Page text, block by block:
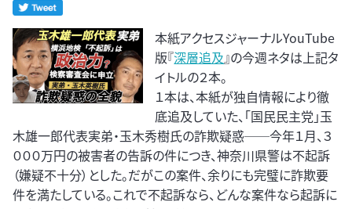
本紙アクセスジャーナルYouTube
版『深層追及』の今週ネタは上記タ
イトルの２本。
１本は、本紙が独自情報により徹
底追及していた、「国民民主党」玉
木雄一郎代表実弟・玉木秀樹氏の詐欺疑惑──今年１月、３
０００万円の被害者の告訴の件につき、神奈川県警は不起訴
（嫌疑不十分）とした。だがこの案件、余りにも完璧に詐欺要
件を満たしている。これで不起訴なら、どんな案件なら起訴に